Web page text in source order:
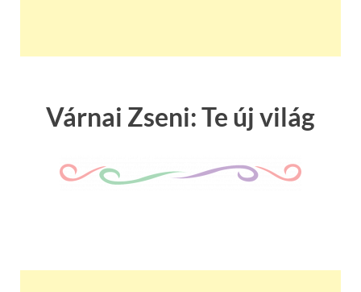
Várnai Zseni: Te új világ